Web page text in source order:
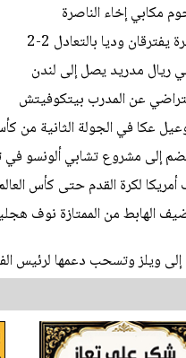
مكابي إخاء الناصرة
وديا بالتعادل 2-2
ريال مدريد يصل إلى لندن
عن المدرب بيتكوفيتش
عكا في الجولة الثانية من
إلى مشروع تشابي ألونسو
لكرة القدم حتى كأس العالم
الهابط من الممتازة نوف
ويلز وتسحب دعمها لرئيس